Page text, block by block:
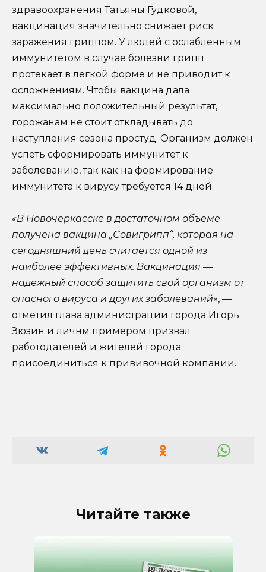
здравоохранения Татьяны Гудковой,
вакцинация значительно снижает риск
заражения гриппом. У людей с ослабленным
иммунитетом в случае болезни грипп
протекает в легкой форме и не приводит к
осложнениям. Чтобы вакцина дала
максимально положительный результат,
горожанам не стоит откладывать до
наступления сезона простуд. Организм должен
успеть сформировать иммунитет к
заболеванию, так как на формирование
иммунитета к вирусу требуется 14 дней.
«В Новочеркасске в достаточном объеме
получена вакцина „Совигрипп“, которая на
сегодняшний день считается одной из
наиболее эффективных. Вакцинация —
надежный способ защитить свой организм от
опасного вируса и других заболеваний», —
отметил глава администрации города Игорь
Зюзин и личнм примером призвал
работодателей и жителей города
присоединиться к прививочной компании..
Читайте также